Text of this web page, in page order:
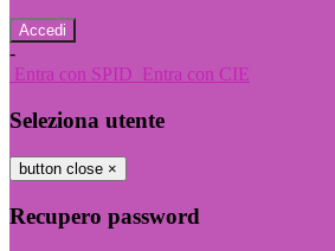
-
Entra con SPID Entra con CIE
Seleziona utente
button close ×
Recupero password